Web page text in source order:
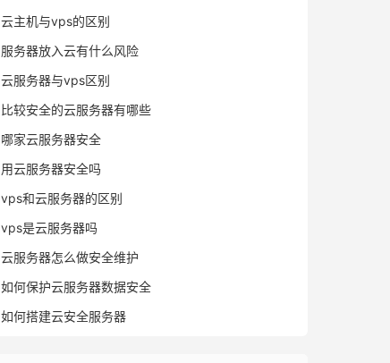
云主机与vps的区别
服务器放入云有什么风险
云服务器与vps区别
比较安全的云服务器有哪些
哪家云服务器安全
用云服务器安全吗
vps和云服务器的区别
vps是云服务器吗
云服务器怎么做安全维护
如何保护云服务器数据安全
如何搭建云安全服务器